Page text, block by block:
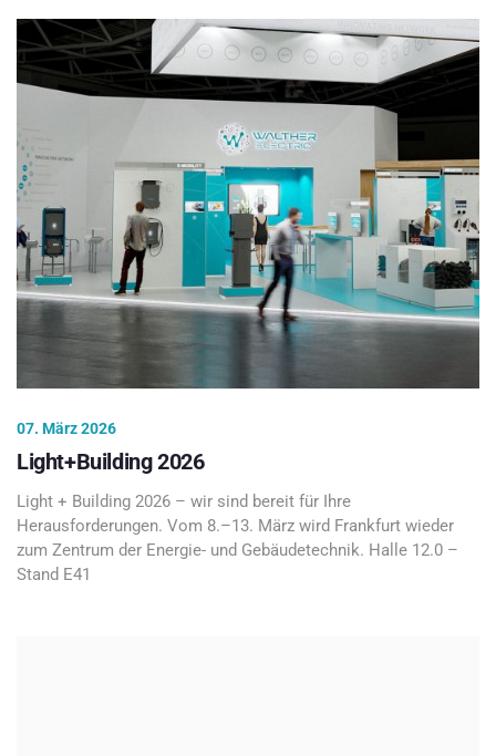
07. März 2026
Light+Building 2026
Light + Building 2026 – wir sind bereit für Ihre
Herausforderungen. Vom 8.–13. März wird Frankfurt wieder
zum Zentrum der Energie- und Gebäudetechnik. Halle 12.0 –
Stand E41